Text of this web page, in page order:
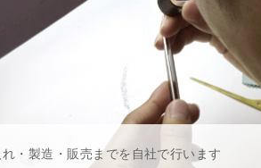
・製造・販売までを自社で行います